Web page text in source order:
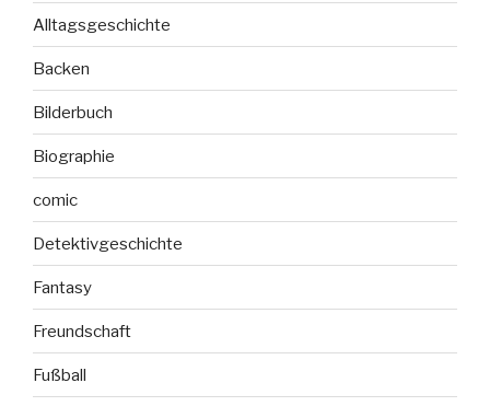
Alltagsgeschichte
Backen
Bilderbuch
Biographie
comic
Detektivgeschichte
Fantasy
Freundschaft
Fußball